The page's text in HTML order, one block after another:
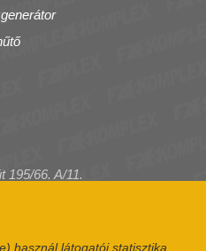
használ látogatói statisztika
195/66. A/11.